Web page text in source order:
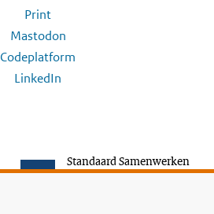
Print
Mastodon
Codeplatform
LinkedIn
Standaard Samenwerken